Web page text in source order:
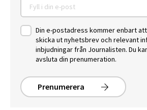
Din e-postadress kommer enbart
skicka ut nyhetsbrev och relevant
inbjudningar från Journalisten. Du
avsluta din prenumeration.
Prenumerera